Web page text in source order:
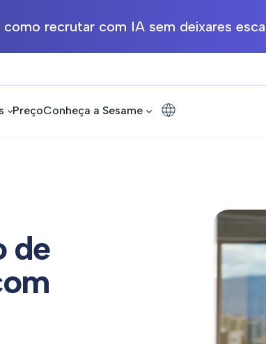
recrutar com IA sem deixares
PreçoConheça a Sesame
de